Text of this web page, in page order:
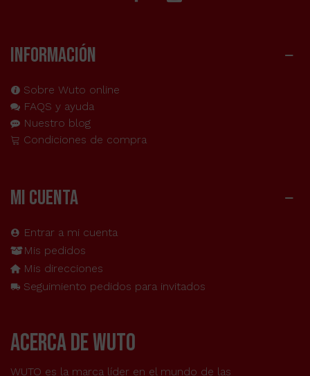
INFORMACIÓN
Sobre Wuto online
FAQS y ayuda
Nuestro blog
Condiciones de compra
MI CUENTA
Entrar a mi cuenta
Mis pedidos
Mis direcciones
Seguimiento pedidos para invitados
acerca de wuto
WUTO es la marca líder en el mundo de las